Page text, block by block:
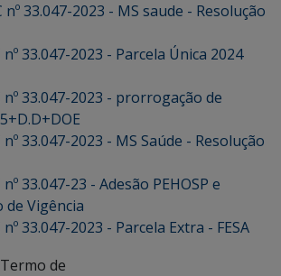
nº 33.047-2023 - MS saude - Resolução
nº 33.047-2023 - Parcela Única 2024
nº 33.047-2023 - prorrogação de
nº 33.047-2023 - MS Saúde - Resolução
nº 33.047-23 - Adesão PEHOSP e
Vigência
nº 33.047-2023 - Parcela Extra - FESA
Termo de